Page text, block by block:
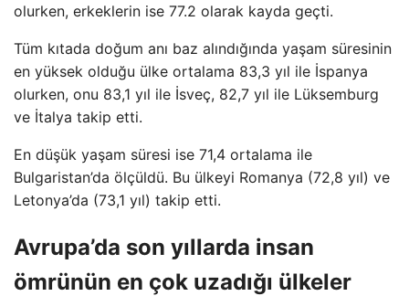
olurken, erkeklerin ise 77.2 olarak kayda geçti.
Tüm kıtada doğum anı baz alındığında yaşam süresinin
en yüksek olduğu ülke ortalama 83,3 yıl ile İspanya
olurken, onu 83,1 yıl ile İsveç, 82,7 yıl ile Lüksemburg
ve İtalya takip etti.
En düşük yaşam süresi ise 71,4 ortalama ile
Bulgaristan’da ölçüldü. Bu ülkeyi Romanya (72,8 yıl) ve
Letonya’da (73,1 yıl) takip etti.
Avrupa’da son yıllarda insan
ömrünün en çok uzadığı ülkeler